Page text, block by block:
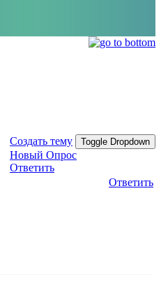
Создать тему Toggle Dropdown
Новый Опрос
Ответить
Ответить